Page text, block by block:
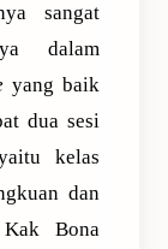
sangat
dalam
yang baik
dua sesi
kelas
dan
Bona